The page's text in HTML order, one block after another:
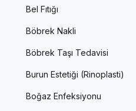
Bel Fıtığı
Böbrek Nakli
Böbrek Taşı Tedavisi
Burun Estetiği (Rinoplasti)
Boğaz Enfeksiyonu